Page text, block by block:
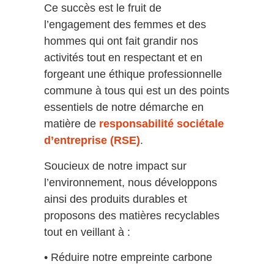
Ce succès est le fruit de
l’engagement des femmes et des
hommes qui ont fait grandir nos
activités tout en respectant et en
forgeant une éthique professionnelle
commune à tous qui est un des points
essentiels de notre démarche en
matière de responsabilité sociétale
d’entreprise (RSE).
Soucieux de notre impact sur
l’environnement, nous développons
ainsi des produits durables et
proposons des matières recyclables
tout en veillant à :
• Réduire notre empreinte carbone